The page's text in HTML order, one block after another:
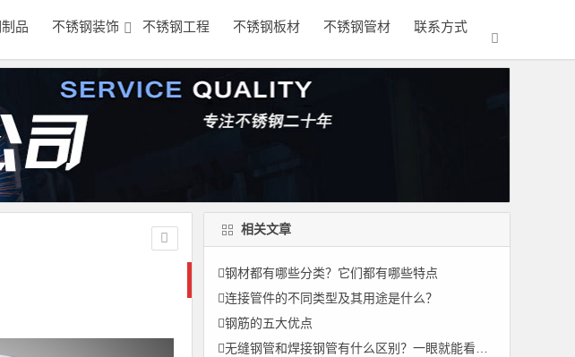
品 不锈钢装饰 不锈钢工程 不锈钢板材 不锈钢管材 联系方式
相关文章
钢材都有哪些分类？它们都有哪些特点
连接管件的不同类型及其用途是什么？
钢筋的五大优点
无缝钢管和焊接钢管有什么区别？一眼就能看出来